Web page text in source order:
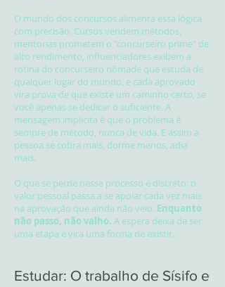
O mundo dos concursos alimenta essa lógica
com precisão. Cursos vendem métodos,
mentorias prometem o "concurseiro prime" de
alto rendimento, influenciadores exibem a
rotina do concurseiro nômade que estuda de
qualquer lugar do mundo, e cada aprovado
vira prova de que existe um caminho certo, se
você apenas se dedicar o suficiente. A
mensagem implícita é que o problema é
sempre de método, nunca de vida. E assim a
pessoa se cobra mais, dorme menos, adia
mais.
O que se perde nesse processo é discreto: o
valor pessoal passa a se apoiar cada vez mais
na aprovação que ainda não veio. Enquanto
não passo, não valho. A espera deixa de ser
uma etapa e vira uma forma de existir.
Estudar: O trabalho de Sísifo e